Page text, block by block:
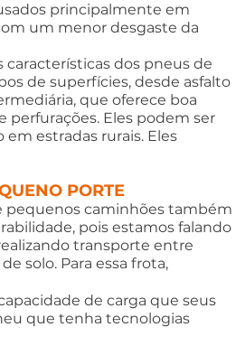
​​principalmente em
um menor desgaste da
dos pneus de
de superfícies, desde asfalto
que oferece boa
perfurações. Eles podem ser
estradas rurais. Eles
PORTE
pequenos caminhões também
pois estamos falando
transporte entre
solo. Para essa frota,
de carga que seus
que tenha tecnologias